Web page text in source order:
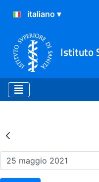
Istituto
Risultati